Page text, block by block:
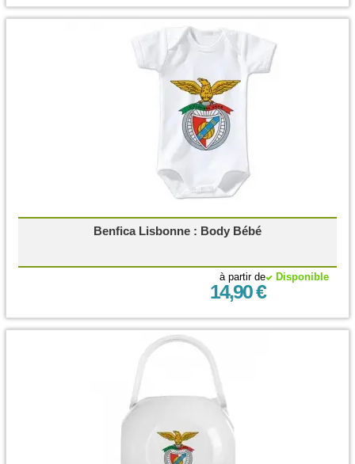
Benfica Lisbonne : Body Bébé
Disponible
à partir de
14,90 €